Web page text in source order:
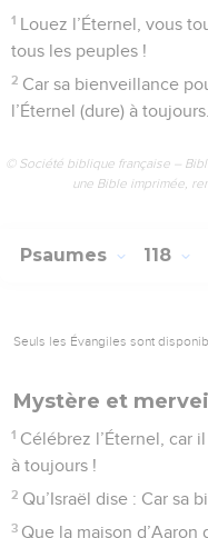
1 Louez l’Éternel, vous
tous les peuples !
2 Car sa bienveillance
l’Éternel (dure) à
© Société biblique française –
une Bible imprimée,
Psaumes 118
Seuls les Évangiles sont
Mystère et
1 Célébrez l’Éternel, car
à toujours !
2 Qu’Israël dise : Car sa
3 Que la maison